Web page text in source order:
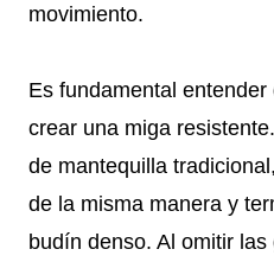
movimiento.
Es fundamental
crear una miga
de mantequilla
de la misma manera y
budín denso. Al omitir